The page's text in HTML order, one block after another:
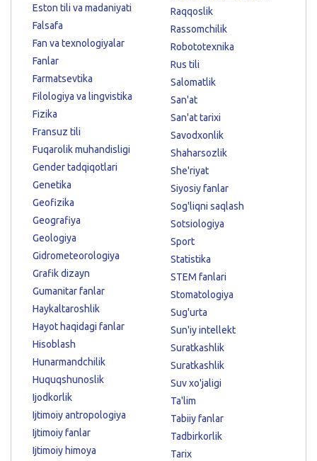
Eston tili va madaniyati
Falsafa
Fan va texnologiyalar
Fanlar
Farmatsevtika
Filologiya va lingvistika
Fizika
Fransuz tili
Fuqarolik muhandisligi
Gender tadqiqotlari
Genetika
Geofizika
Geografiya
Geologiya
Gidrometeorologiya
Grafik dizayn
Gumanitar fanlar
Haykaltaroshlik
Hayot haqidagi fanlar
Hisoblash
Hunarmandchilik
Huquqshunoslik
Ijodkorlik
Ijtimoiy antropologiya
Ijtimoiy fanlar
Ijtimoiy himoya
Raqqoslik
Rassomchilik
Robototexnika
Rus tili
Salomatlik
San'at
San'at tarixi
Savodxonlik
Shaharsozlik
She'riyat
Siyosiy fanlar
Sog'liqni saqlash
Sotsiologiya
Sport
Statistika
STEM fanlari
Stomatologiya
Sug'urta
Sun'iy intellekt
Suratkashlik
Suratkashlik
Suv xo'jaligi
Ta'lim
Tabiiy fanlar
Tadbirkorlik
Tarix